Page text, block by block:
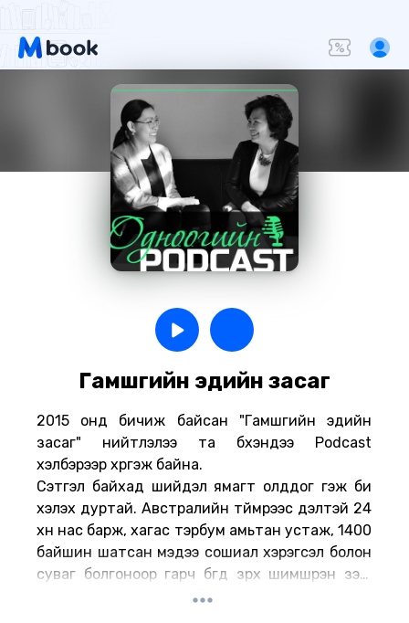
Гамшгийн эдийн засаг
2015 онд бичиж байсан "Гамшгийн эдийн
засаг" нийтлэлээ та бүхэндээ Podcast
хэлбэрээр хүргэж байна.
Сэтгэл байхад шийдэл ямагт олддог гэж би
хэлэх дуртай. Австралийн түймрээс үүдэлтэй 24
хүн нас барж, хагас тэрбум амьтан устаж, 1400
байшин шатсан мэдээ сошиал хэрэгсэл болон
суваг болгоноор гарч бүгд зүрх шимшрэн үзэж
байна. Харин төсвөө танах тухай тархиа